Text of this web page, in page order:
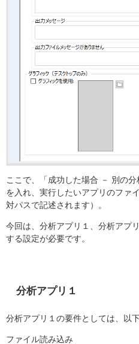
ここで、「成功した場合 － 別の
を入れ、実行したいアプリのファ
対パスで記述されます）。
今回は、分析アプリ１、分析アプ
する設定が必要です。
分析アプリ１
分析アプリ１の要件としては、以
ファイル読み込み